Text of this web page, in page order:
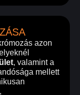
azon
, valamint a
mellett